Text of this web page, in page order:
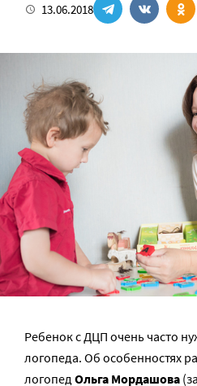
13.06.2018
Ребенок с ДЦП очень часто
логопеда. Об особенностях
логопед Ольга Мордашова